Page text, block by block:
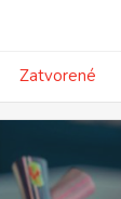
Zatvorené